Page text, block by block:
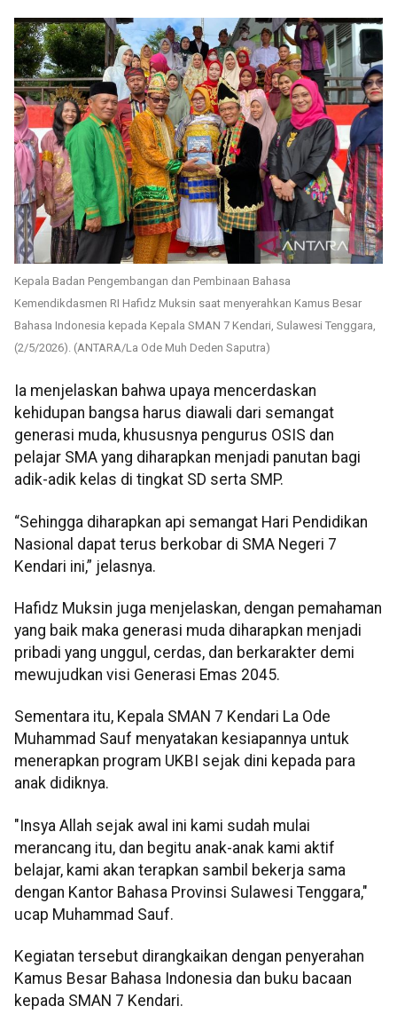
Kepala Badan Pengembangan dan Pembinaan Bahasa
Kemendikdasmen RI Hafidz Muksin saat menyerahkan Kamus Besar
Bahasa Indonesia kepada Kepala SMAN 7 Kendari, Sulawesi Tenggara,
(2/5/2026). (ANTARA/La Ode Muh Deden Saputra)
Ia menjelaskan bahwa upaya mencerdaskan
kehidupan bangsa harus diawali dari semangat
generasi muda, khususnya pengurus OSIS dan
pelajar SMA yang diharapkan menjadi panutan bagi
adik-adik kelas di tingkat SD serta SMP.
“Sehingga diharapkan api semangat Hari Pendidikan
Nasional dapat terus berkobar di SMA Negeri 7
Kendari ini,” jelasnya.
Hafidz Muksin juga menjelaskan, dengan pemahaman
yang baik maka generasi muda diharapkan menjadi
pribadi yang unggul, cerdas, dan berkarakter demi
mewujudkan visi Generasi Emas 2045.
Sementara itu, Kepala SMAN 7 Kendari La Ode
Muhammad Sauf menyatakan kesiapannya untuk
menerapkan program UKBI sejak dini kepada para
anak didiknya.
"Insya Allah sejak awal ini kami sudah mulai
merancang itu, dan begitu anak-anak kami aktif
belajar, kami akan terapkan sambil bekerja sama
dengan Kantor Bahasa Provinsi Sulawesi Tenggara,"
ucap Muhammad Sauf.
Kegiatan tersebut dirangkaikan dengan penyerahan
Kamus Besar Bahasa Indonesia dan buku bacaan
kepada SMAN 7 Kendari.